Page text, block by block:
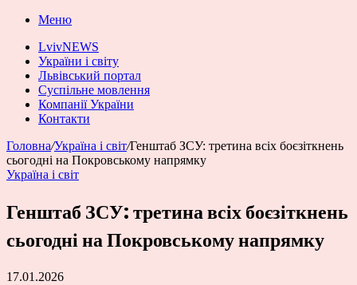
Меню
LvivNEWS
України і світу
Львівський портал
Суспільне мовлення
Компанії України
Контакти
Головна/Україна і світ/Генштаб ЗСУ: третина всіх боєзіткнень
сьогодні на Покровському напрямку
Україна і світ
Генштаб ЗСУ: третина всіх боєзіткнень
сьогодні на Покровському напрямку
17.01.2026